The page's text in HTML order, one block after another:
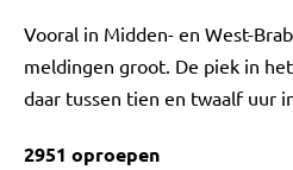
Vooral in Midden- en West-
meldingen groot. De piek in
daar tussen tien en twaalf uur
2951 oproepen